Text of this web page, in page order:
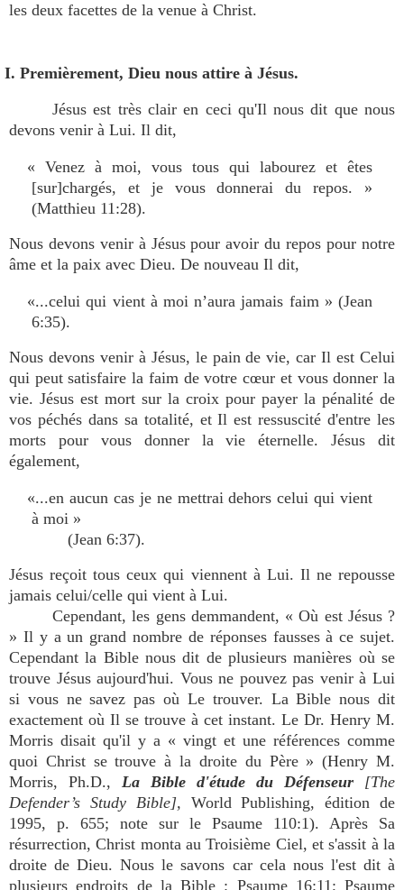
les deux facettes de la venue à Christ.
I. Premièrement, Dieu nous attire à Jésus.
Jésus est très clair en ceci qu'Il nous dit que nous
devons venir à Lui. Il dit,
« Venez à moi, vous tous qui labourez et êtes
[sur]chargés, et je vous donnerai du repos. »
(Matthieu 11:28).
Nous devons venir à Jésus pour avoir du repos pour notre
âme et la paix avec Dieu. De nouveau Il dit,
«...celui qui vient à moi n’aura jamais faim » (Jean
6:35).
Nous devons venir à Jésus, le pain de vie, car Il est Celui
qui peut satisfaire la faim de votre cœur et vous donner la
vie. Jésus est mort sur la croix pour payer la pénalité de
vos péchés dans sa totalité, et Il est ressuscité d'entre les
morts pour vous donner la vie éternelle. Jésus dit
également,
«...en aucun cas je ne mettrai dehors celui qui vient
à moi »
(Jean 6:37).
Jésus reçoit tous ceux qui viennent à Lui. Il ne repousse
jamais celui/celle qui vient à Lui.
Cependant, les gens demmandent, « Où est Jésus ?
» Il y a un grand nombre de réponses fausses à ce sujet.
Cependant la Bible nous dit de plusieurs manières où se
trouve Jésus aujourd'hui. Vous ne pouvez pas venir à Lui
si vous ne savez pas où Le trouver. La Bible nous dit
exactement où Il se trouve à cet instant. Le Dr. Henry M.
Morris disait qu'il y a « vingt et une références comme
quoi Christ se trouve à la droite du Père » (Henry M.
Morris, Ph.D., La Bible d'étude du Défenseur
[The
Defender’s Study Bible], World Publishing, édition de
1995, p. 655; note sur le Psaume 110:1). Après Sa
résurrection, Christ monta au Troisième Ciel, et s'assit à la
droite de Dieu. Nous le savons car cela nous l'est dit à
plusieurs endroits de la Bible : Psaume 16:11; Psaume